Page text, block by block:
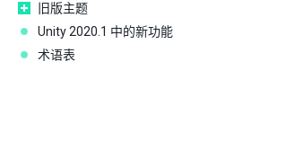
旧版主题
Unity 2020.1 中的新功能
术语表